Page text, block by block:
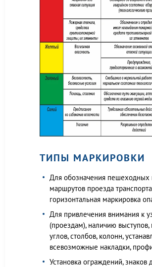
ТИПЫ МАРКИРОВКИ
Для обозначения пешеходных
маршрутов проезда
горизонтальная маркировка
Для привлечения внимания к
(проездам), наличию выступов,
углов, столбов, колонн,
всевозможные накладки,
Установка ограждений, знаков